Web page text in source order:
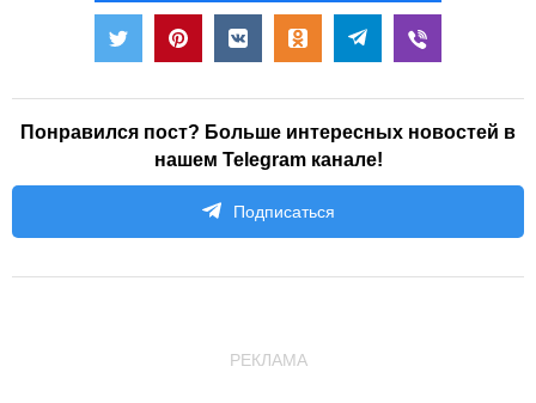
Понравился пост? Больше интересных новостей в
нашем Telegram канале!
Подписаться
РЕКЛАМА